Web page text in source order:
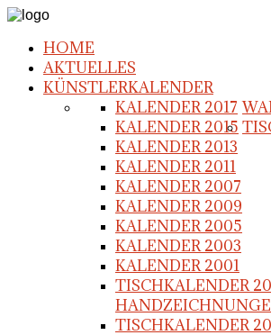
HOME
AKTUELLES
KÜNSTLERKALENDER
KALENDER 2017
KALENDER 2015
KALENDER 2013
KALENDER 2011
KALENDER 2007
KALENDER 2009
KALENDER 2005
KALENDER 2003
KALENDER 2001
TISCHKALENDER
TISCHKALENDER